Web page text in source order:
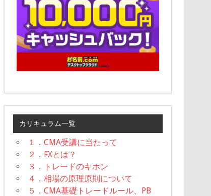
カリキュラム一覧
１．CMA受講に当たって
２．FXとは？
３．トレードのキホン
４．相場の原理原則について
５．CMA基礎トレードルール、PB